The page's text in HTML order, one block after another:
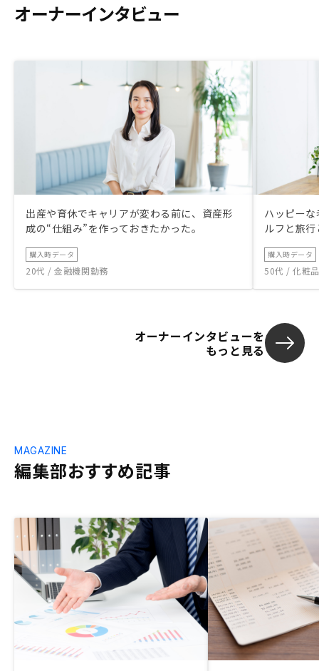
かりません。今後、担当の方にいつでも相
談にのっていただける環境が維持されれ
オーナーインタビュー
出産や育休でキャリアが変わる前に、資産形
成の“仕組み”を作っておきたかった。
購入時データ
20代 / 金融機関勤務
ハッピー
ルフと旅
購入時データ
50代 / 化粧
オーナーインタビューを
もっと見る
編集部おすすめ記事
MAGAZINE